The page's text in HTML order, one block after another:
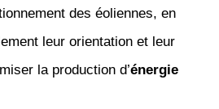
des éoliennes, en
leur orientation et leur
la production d’énergie